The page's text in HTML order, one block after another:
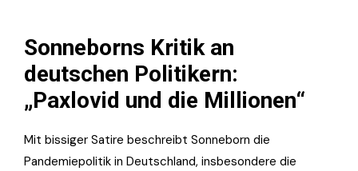
Sonneborns Kritik an
deutschen Politikern:
„Paxlovid und die Millionen“
Mit bissiger Satire beschreibt Sonneborn die
Pandemiepolitik in Deutschland, insbesondere die